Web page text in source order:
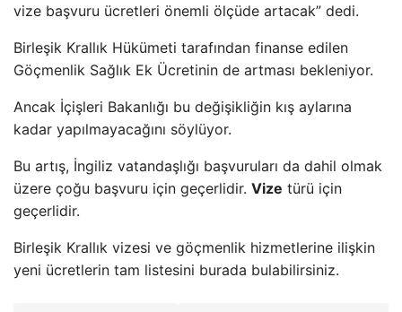
vize başvuru ücretleri önemli ölçüde artacak” dedi.
Birleşik Krallık Hükümeti tarafından finanse edilen
Göçmenlik Sağlık Ek Ücretinin de artması bekleniyor.
Ancak İçişleri Bakanlığı bu değişikliğin kış aylarına
kadar yapılmayacağını söylüyor.
Bu artış, İngiliz vatandaşlığı başvuruları da dahil olmak
üzere çoğu başvuru için geçerlidir. Vize türü için
geçerlidir.
Birleşik Krallık vizesi ve göçmenlik hizmetlerine ilişkin
yeni ücretlerin tam listesini burada bulabilirsiniz.